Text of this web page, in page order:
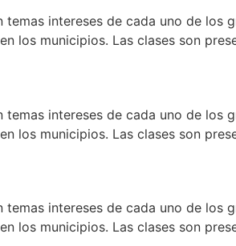
temas intereses de cada uno de
los municipios. Las clases son
temas intereses de cada uno de
los municipios. Las clases son
temas intereses de cada uno de
los municipios. Las clases son